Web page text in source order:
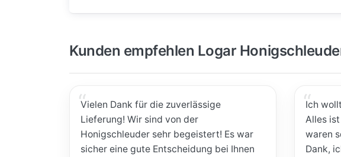
Kunden empfehlen Logar
Vielen Dank für die zuverlässige
Lieferung! Wir sind von der
Honigschleuder sehr begeistert! Es war
sicher eine gute Entscheidung bei Ihnen
Ich
Alles
waren
Dank,